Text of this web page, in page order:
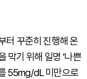
터 꾸준히 진행해 온
막기 위해 일명 ‘나쁜
55mg/dL 미만으로